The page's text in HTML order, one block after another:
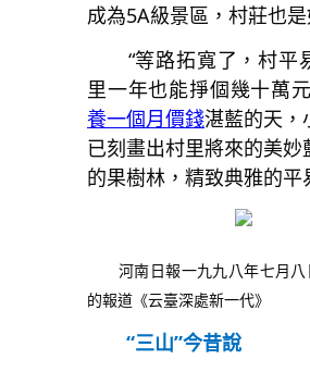
成為5A級景區，村莊也是
“等路拓寬了，村平
里一年也能掙個幾十萬
養一個月價錢湛藍的天，
已刻畫出村里將來的美妙
的果樹林，精致典雅的
河南日報一九九八年七月八
的報道《云臺深處新一代》
“三山”今昔說